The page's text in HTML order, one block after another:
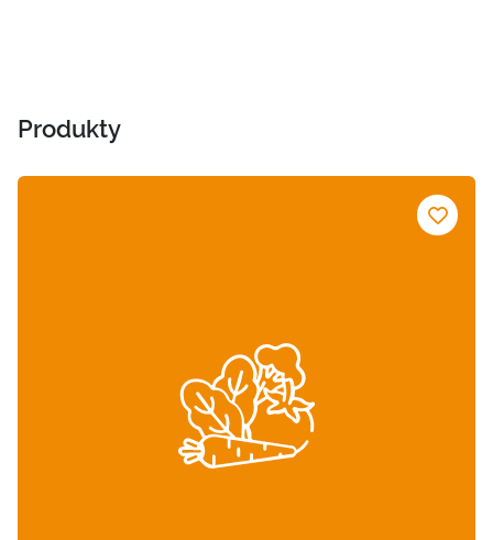
Produkty